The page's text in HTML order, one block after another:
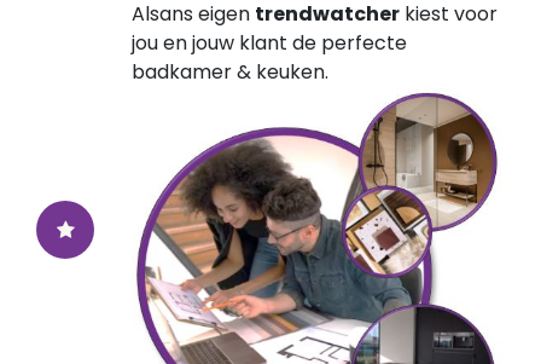
Alsans eigen trendwatcher kiest voor
jou en jouw klant de perfecte
badkamer & keuken.